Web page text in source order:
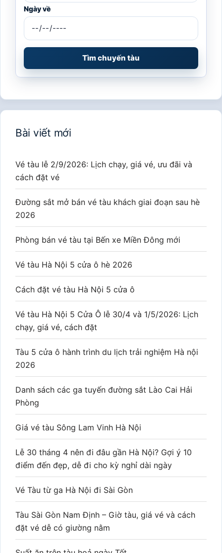
Ngày về
Tìm chuyến tàu
Bài viết mới
Vé tàu lễ 2/9/2026: Lịch chạy, giá vé, ưu đãi và
cách đặt vé
Đường sắt mở bán vé tàu khách giai đoạn sau hè
2026
Phòng bán vé tàu tại Bến xe Miền Đông mới
Vé tàu Hà Nội 5 cửa ô hè 2026
Cách đặt vé tàu Hà Nội 5 cửa ô
Vé tàu Hà Nội 5 Cửa Ô lễ 30/4 và 1/5/2026: Lịch
chạy, giá vé, cách đặt
Tàu 5 cửa ô hành trình du lịch trải nghiệm Hà nội
2026
Danh sách các ga tuyến đường sắt Lào Cai Hải
Phòng
Giá vé tàu Sông Lam Vinh Hà Nội
Lễ 30 tháng 4 nên đi đâu gần Hà Nội? Gợi ý 10
điểm đến đẹp, dễ đi cho kỳ nghỉ dài ngày
Vé Tàu từ ga Hà Nội đi Sài Gòn
Tàu Sài Gòn Nam Định – Giờ tàu, giá vé và cách
đặt vé dễ có giường nằm